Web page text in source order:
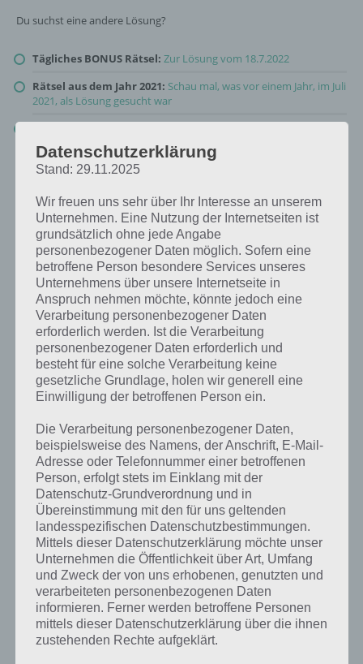
Du suchst eine andere Lösung?
Tägliches BONUS Rätsel: Zur Lösung vom 18.7.2022
Rätsel aus dem Jahr 2021: Schau mal, was vor einem Jahr, im Juli
2021, als Lösung gesucht war
Kurze Begriffserklärung zur Lösung Yoga
Yoga ist die Lösung für das tägliche Rätsel am 18.7.2022 in 4 Bilder 1
Wort, doch welche Bedeutung hat dieses eigentlich und was gibt es
dazu zu wissen? Passt das Wort auch zu Ab in die Sonne? Zu
Datenschutzerklärung
Stand: 29.11.2025
Wir freuen uns sehr über Ihr Interesse an unserem
Unternehmen. Eine Nutzung der Internetseiten ist
grundsätzlich ohne jede Angabe
personenbezogener Daten möglich. Sofern eine
betroffene Person besondere Services unseres
Unternehmens über unsere Internetseite in
Anspruch nehmen möchte, könnte jedoch eine
Verarbeitung personenbezogener Daten
erforderlich werden. Ist die Verarbeitung
personenbezogener Daten erforderlich und
besteht für eine solche Verarbeitung keine
gesetzliche Grundlage, holen wir generell eine
Einwilligung der betroffenen Person ein.
Die Verarbeitung personenbezogener Daten,
beispielsweise des Namens, der Anschrift, E-Mail-
Adresse oder Telefonnummer einer betroffenen
Person, erfolgt stets im Einklang mit der
Datenschutz-Grundverordnung und in
Übereinstimmung mit den für uns geltenden
landesspezifischen Datenschutzbestimmungen.
Mittels dieser Datenschutzerklärung möchte unser
Unternehmen die Öffentlichkeit über Art, Umfang
und Zweck der von uns erhobenen, genutzten und
verarbeiteten personenbezogenen Daten
informieren. Ferner werden betroffene Personen
mittels dieser Datenschutzerklärung über die ihnen
zustehenden Rechte aufgeklärt.